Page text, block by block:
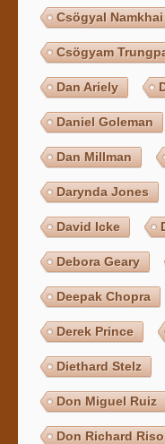
Csögyal
Csögyam
Dan Ariely
Daniel Goleman
Dan Millman
Darynda Jones
David Icke
Debora Geary
Deepak Chopra
Derek Prince
Diethard Stelz
Don Miguel Ruiz
Don Richard